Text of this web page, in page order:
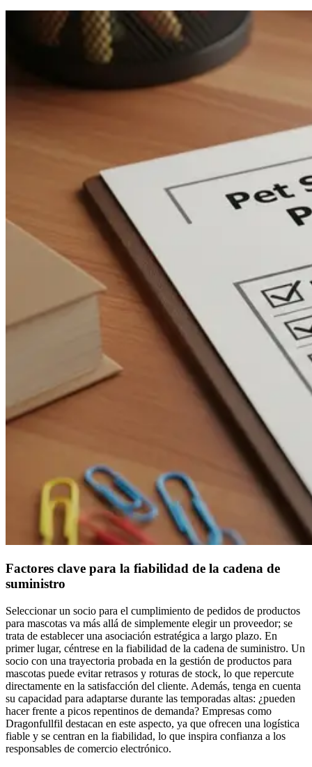
Factores clave para la fiabilidad de la cadena de
suministro
Seleccionar un socio para el cumplimiento de pedidos de productos
para mascotas va más allá de simplemente elegir un proveedor; se
trata de establecer una asociación estratégica a largo plazo. En
primer lugar, céntrese en la fiabilidad de la cadena de suministro. Un
socio con una trayectoria probada en la gestión de productos para
mascotas puede evitar retrasos y roturas de stock, lo que repercute
directamente en la satisfacción del cliente. Además, tenga en cuenta
su capacidad para adaptarse durante las temporadas altas: ¿pueden
hacer frente a picos repentinos de demanda? Empresas como
Dragonfullfil destacan en este aspecto, ya que ofrecen una logística
fiable y se centran en la fiabilidad, lo que inspira confianza a los
responsables de comercio electrónico.